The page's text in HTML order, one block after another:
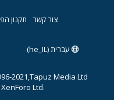
צור קשר תקנון
עברית (he_IL)
2021,Tapuz Media Ltd.
Ltd.